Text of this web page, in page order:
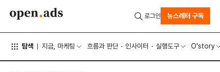
탐색 지금, 마케팅 흐름과 판단 인사이터 실행도구 O'story
로그인 뉴스레터 구독